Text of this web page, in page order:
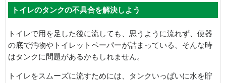
トイレのタンクの不具合を解決しよう
トイレで用を足した後に流しても、思うように流れず、便器
の底で汚物やトイレットペーパーが詰まっている、そんな時
はタンクに問題があるかもしれません。
トイレをスムーズに流すためには、タンクいっぱいに水を貯